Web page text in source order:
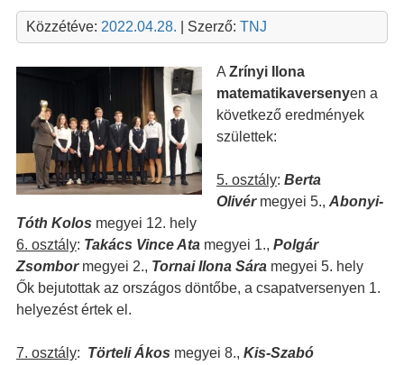
Közzétéve: 2022.04.28. | Szerző: TNJ
A Zrínyi Ilona
matematikaversenyen a
következő eredmények
születtek:
5. osztály: Berta
Olivérmegyei 5., Abonyi-
Tóth Kolos megyei 12. hely
6. osztály: Takács Vince Atamegyei 1., Polgár
Zsombormegyei 2., Tornai Ilona Sáramegyei 5. hely
Ők bejutottak az országos döntőbe, a csapatversenyen 1.
helyezést értek el.
7. osztály: Törteli Ákos megyei 8., Kis-Szabó